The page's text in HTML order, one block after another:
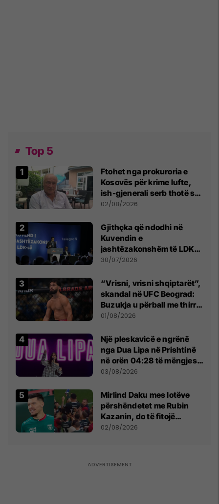
Top 5
Ftohet nga prokuroria e
Kosovës për krime lufte,
ish-gjenerali serb thotë se
dikush e tradhtoi në
02/08/2026
Gjithçka që ndodhi në
Kuvendin e
jashtëzakonshëm të LDK-
së
30/07/2026
“Vrisni, vrisni shqiptarët”,
skandal në UFC Beograd:
Buzukja u përball me thirrje
anti-shqiptare nga
01/08/2026
Një pleskavicë e ngrënë
nga Dua Lipa në Prishtinë
në orën 04:28 të mëngjesit
- dhe bota digjitale serbe
03/08/2026
Mirlind Daku mes lotëve
përshëndetet me Rubin
Kazanin, do të fitojë
miliona te Spartak Moska
02/08/2026